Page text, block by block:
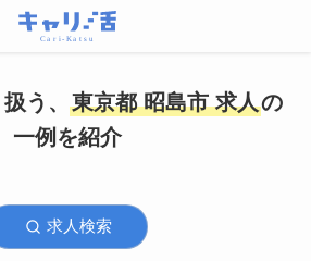
う、 東京都 昭島市 求人の
一例を紹介
求人検索